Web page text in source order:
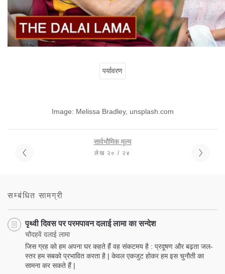
पर्यावरण
Image: Melissa Bradley, unsplash.com
सार्वभौमिक मूल्य
लेख २० / २४
सम्बंधित सामग्री
पृथ्वी दिवस पर परमपावन दलाई लामा का सन्देश
चौदहवें दलाई लामा
जिस ग्रह को हम अपना घर कहते हैं वह संकटमय है : प्रदूषण और बढ़ता जल-
स्तर हम सबको प्रभावित करता है | केवल एकजुट होकर हम इस चुनौती का
सामना कर सकते हैं |